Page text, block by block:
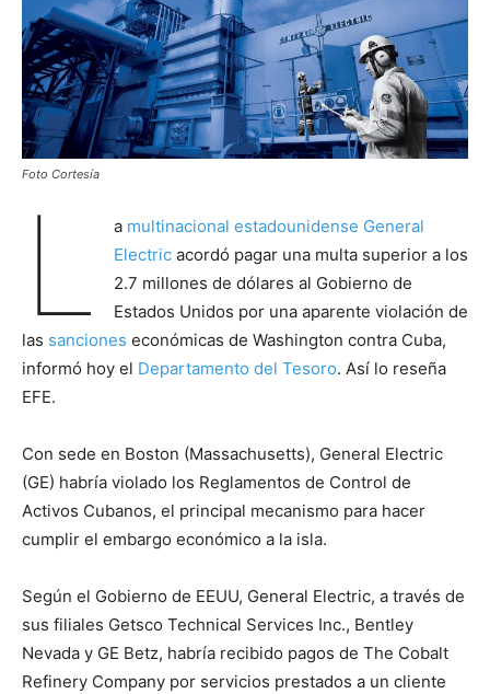
Foto Cortesía
L a multinacional estadounidense General
Electricacordó pagar una multa superior a los
2.7 millones de dólares al Gobierno de
Estados Unidos por una aparente violación de
las sanciones económicas de Washington contra Cuba,
informó hoy el Departamento del Tesoro. Así lo reseña
EFE.
Con sede en Boston (Massachusetts), General Electric
(GE) habría violado los Reglamentos de Control de
Activos Cubanos, el principal mecanismo para hacer
cumplir el embargo económico a la isla.
Según el Gobierno de EEUU, General Electric, a través de
sus filiales Getsco Technical Services Inc., Bentley
Nevada y GE Betz, habría recibido pagos de The Cobalt
Refinery Company por servicios prestados a un cliente